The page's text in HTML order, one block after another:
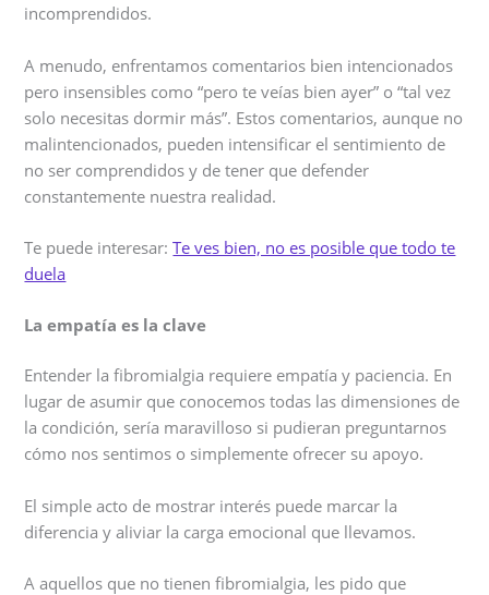
incomprendidos.
A menudo, enfrentamos comentarios bien intencionados
pero insensibles como “pero te veías bien ayer” o “tal vez
solo necesitas dormir más”. Estos comentarios, aunque no
malintencionados, pueden intensificar el sentimiento de
no ser comprendidos y de tener que defender
constantemente nuestra realidad.
Te puede interesar:Te ves bien, no es posible que todo te
duela
La empatía es la clave
Entender la fibromialgia requiere empatía y paciencia. En
lugar de asumir que conocemos todas las dimensiones de
la condición, sería maravilloso si pudieran preguntarnos
cómo nos sentimos o simplemente ofrecer su apoyo.
El simple acto de mostrar interés puede marcar la
diferencia y aliviar la carga emocional que llevamos.
A aquellos que no tienen fibromialgia, les pido que